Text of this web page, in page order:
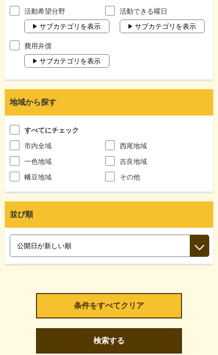
活動希望分野
サブカテゴリを表示
活動できる曜日
サブカテゴリを表示
費用弁償
サブカテゴリを表示
地域から探す
すべてにチェック
市内全域
西尾地域
一色地域
吉良地域
幡豆地域
その他
並び順
検索する